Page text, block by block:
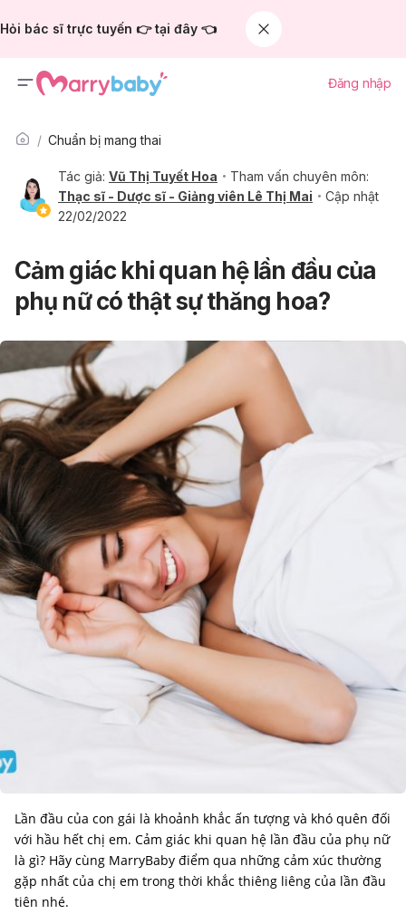
Hỏi bác sĩ trực tuyến 👉 tại đây 👈
Đăng nhập
Chuẩn bị mang thai
Tác giả: Vũ Thị Tuyết Hoa
Tham vấn chuyên môn:
Thạc sĩ - Dược sĩ - Giảng viên Lê Thị Mai
Cập nhật
22/02/2022
Cảm giác khi quan hệ lần đầu của
phụ nữ có thật sự thăng hoa?
Lần đầu của con gái là khoảnh khắc ấn tượng và khó quên đối
với hầu hết chị em. Cảm giác khi quan hệ lần đầu của phụ nữ
là gì? Hãy cùng MarryBaby điểm qua những cảm xúc thường
gặp nhất của chị em trong thời khắc thiêng liêng của lần đầu
tiên nhé.